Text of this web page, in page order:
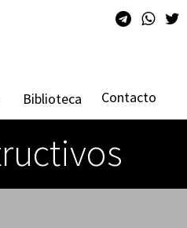
Biblioteca Contacto